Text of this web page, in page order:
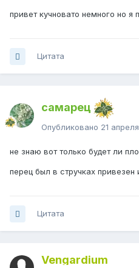
привет кучновато немного но
Цитата
самарец
Опубликовано 21
не знаю вот только будет ли
перец был в стручках привезен
Цитата
Vengardium